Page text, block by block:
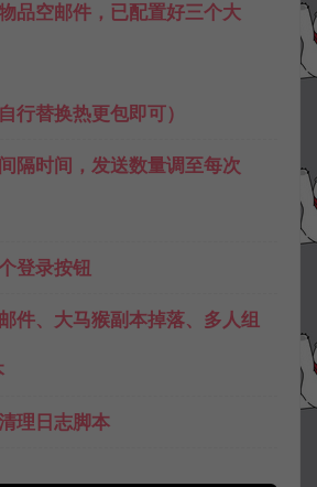
品空邮件，已配置好三个大
行替换热更包即可）
隔时间，发送数量调至每次
登录按钮
件、大马猴副本掉落、多人组
理日志脚本